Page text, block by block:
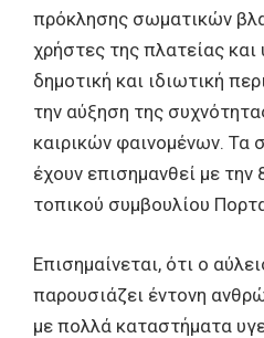
πρόκλησης σωματικών
χρήστες της πλατείας
δημοτική και ιδιωτική
την αύξηση της
καιρικών φαινομένων. Τα
έχουν επισημανθεί με
τοπικού συμβουλίου
Επισημαίνεται, ότι ο
παρουσιάζει έντονη
με πολλά καταστήματα